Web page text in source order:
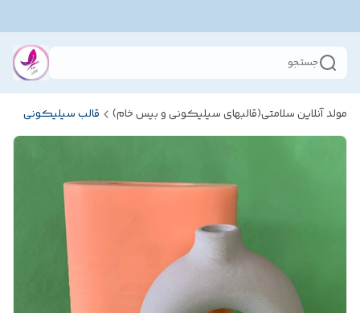
جستجو
مولد آنلاین سلامتی(قالبهای سیلیکونی و بیس خام) قالب سیلیکونی